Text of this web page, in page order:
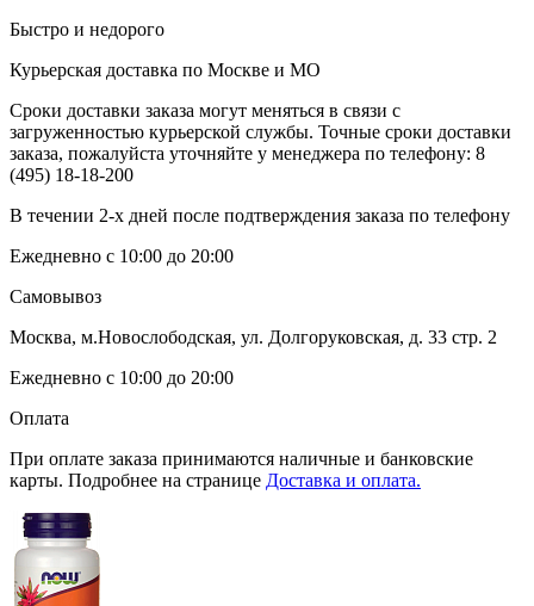
Быстро и недорого
Курьерская доставка по Москве и МО
Сроки доставки заказа могут меняться в связи с
загруженностью курьерской службы. Точные сроки доставки
заказа, пожалуйста уточняйте у менеджера по телефону: 8
(495) 18-18-200
В течении 2-х дней после подтверждения заказа по телефону
Ежедневно с 10:00 до 20:00
Самовывоз
Москва, м.Новослободская, ул. Долгоруковская, д. 33 стр. 2
Ежедневно с 10:00 до 20:00
Оплата
При оплате заказа принимаются наличные и банковские
карты. Подробнее на странице Доставка и оплата.